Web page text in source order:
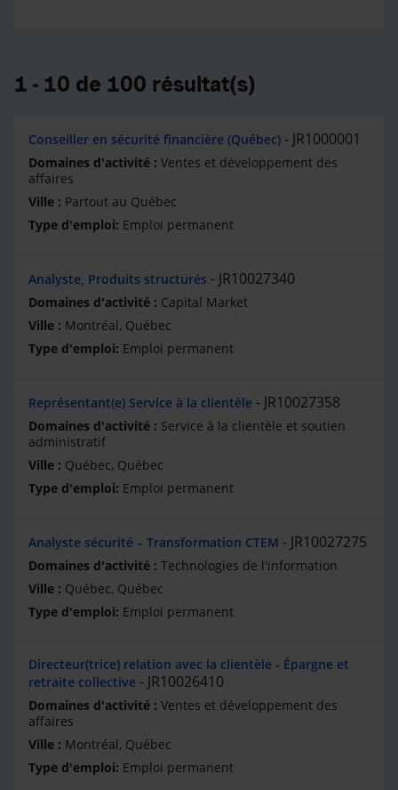
1 - 10 de 100 résultat(s)
Conseiller en sécurité financière (Québec) JR1000001
Ventes et développement des
affaires
Partout au Québec
Emploi permanent
Analyste, Produits structurés JR10027340
Capital Market
Montréal, Québec
Emploi permanent
Représentant(e) Service à la clientèle JR10027358
Service à la clientèle et soutien
administratif
Québec, Québec
Emploi permanent
Analyste sécurité – Transformation CTEM JR10027275
Technologies de l'information
Québec, Québec
Emploi permanent
Directeur(trice) relation avec la clientèle - Épargne et
retraite collective
JR10026410
Ventes et développement des
affaires
Montréal, Québec
Emploi permanent